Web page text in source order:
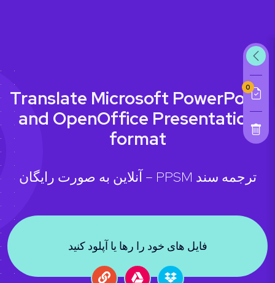
0
Translate Microsoft PowerPoint
and OpenOffice Presentation
format
ترجمه سند PPSM – آنلاین به صورت رایگان
فایل های خود را رها یا آپلود کنید